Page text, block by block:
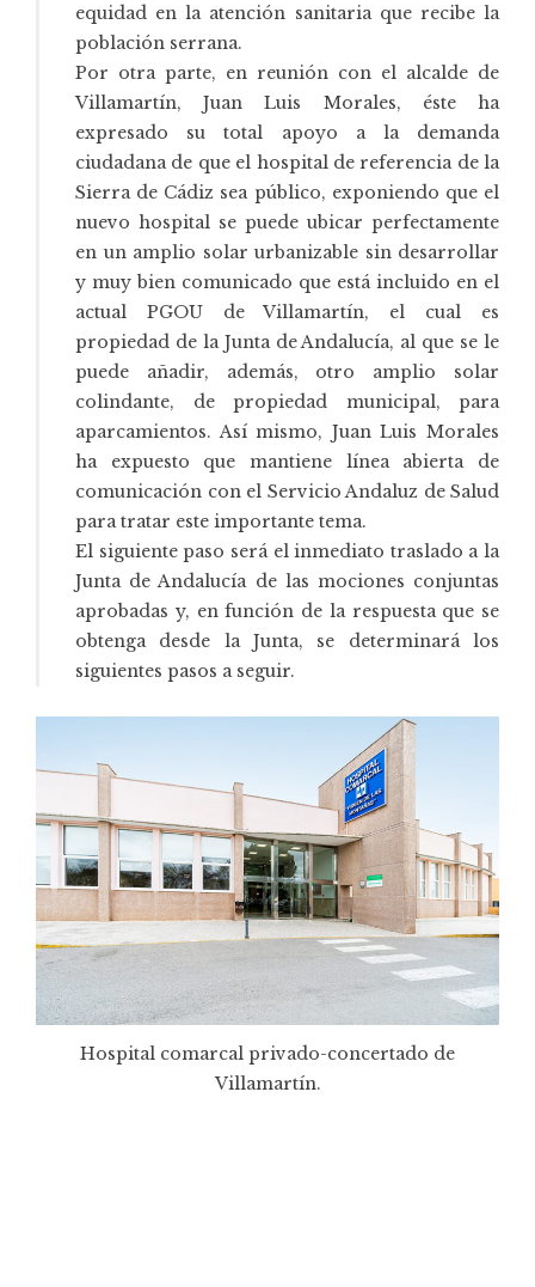
equidad en la atención sanitaria que recibe la
población serrana.
Por otra parte, en reunión con el alcalde de
Villamartín, Juan Luis Morales, éste ha
expresado su total apoyo a la demanda
ciudadana de que el hospital de referencia de la
Sierra de Cádiz sea público, exponiendo que el
nuevo hospital se puede ubicar perfectamente
en un amplio solar urbanizable sin desarrollar
y muy bien comunicado que está incluido en el
actual PGOU de Villamartín, el cual es
propiedad de la Junta de Andalucía, al que se le
puede añadir, además, otro amplio solar
colindante, de propiedad municipal, para
aparcamientos. Así mismo, Juan Luis Morales
ha expuesto que mantiene línea abierta de
comunicación con el Servicio Andaluz de Salud
para tratar este importante tema.
El siguiente paso será el inmediato traslado a la
Junta de Andalucía de las mociones conjuntas
aprobadas y, en función de la respuesta que se
obtenga desde la Junta, se determinará los
siguientes pasos a seguir.
Hospital comarcal privado-concertado de
Villamartín.